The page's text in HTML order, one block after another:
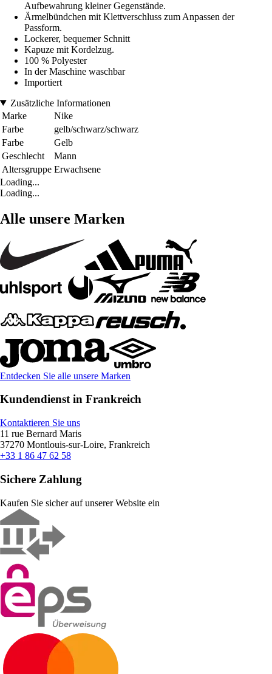
Aufbewahrung kleiner Gegenstände.
Ärmelbündchen mit Klettverschluss zum Anpassen der
Passform.
Lockerer, bequemer Schnitt
Kapuze mit Kordelzug.
100 % Polyester
In der Maschine waschbar
Importiert
Zusätzliche Informationen
Marke
Nike
Farbe
gelb/schwarz/schwarz
Farbe
Gelb
Geschlecht
Mann
Altersgruppe Erwachsene
Loading...
Loading...
Alle unsere Marken
Entdecken Sie alle unsere Marken
Kundendienst in Frankreich
Kontaktieren Sie uns
11 rue Bernard Maris
37270 Montlouis-sur-Loire, Frankreich
+33 1 86 47 62 58
Sichere Zahlung
Kaufen Sie sicher auf unserer Website ein